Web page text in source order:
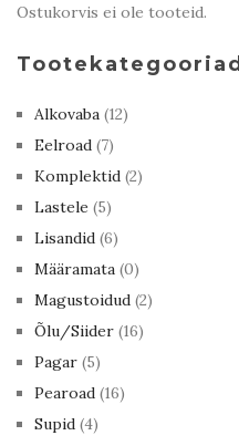
Ostukorvis ei ole tooteid.
Tootekategooriad
Alkovaba (12)
Eelroad (7)
Komplektid (2)
Lastele (5)
Lisandid (6)
Määramata (0)
Magustoidud (2)
Õlu/Siider (16)
Pagar (5)
Pearoad (16)
Supid (4)